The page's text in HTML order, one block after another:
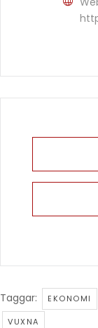
Taggar: EKONOMI
VUXNA